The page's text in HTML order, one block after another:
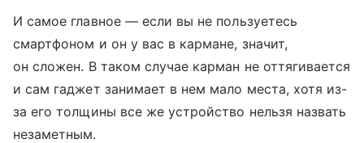
И самое главное — если вы не пользуетесь
смартфоном и он у вас в кармане, значит,
он сложен. В таком случае карман не оттягивается
и сам гаджет занимает в нем мало места, хотя из-
за его толщины все же устройство нельзя назвать
незаметным.